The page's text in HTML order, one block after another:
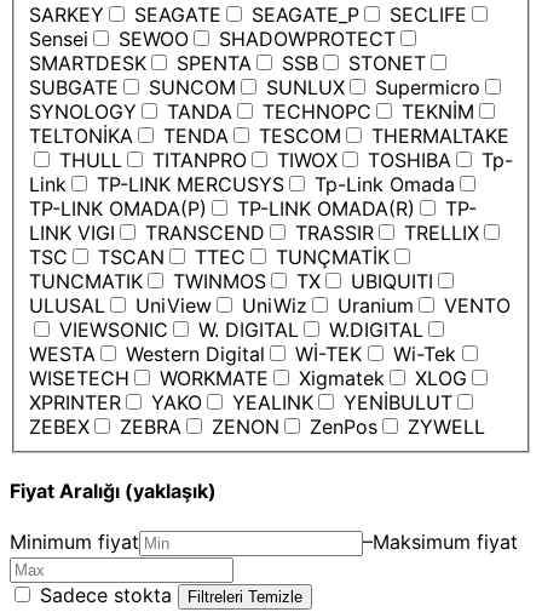
SARKEY
SEAGATE SEAGATE_P
SECLIFE
Sensei
SEWOO
SHADOWPROTECT
SMARTDESK
SPENTA SSB
STONET
SUBGATE
SUNCOM SUNLUX
Supermicro
SYNOLOGY
TANDA TECHNOPC
TEKNİM
TELTONİKA
TENDA TESCOM
THERMALTAKE
THULL
TITANPRO TIWOX TOSHIBA
Tp-
Link
TP-LINK MERCUSYS
Tp-Link Omada
TP-LINK OMADA(P)
TP-LINK OMADA(R)
TP-
LINK VIGI
TRANSCEND TRASSIR
TRELLIX
TSC
TSCAN TTEC
TUNÇMATİK
TUNCMATIK
TWINMOS TX
UBIQUITI
ULUSAL
UniView UniWiz Uranium
VENTO
VIEWSONIC
W. DIGITAL
W.DIGITAL
WESTA
Western Digital Wİ-TEK
Wi-Tek
WISETECH
WORKMATE Xigmatek
XLOG
XPRINTER
YAKO YEALINK
YENİBULUT
ZEBEX
ZEBRA ZENON ZenPos ZYWELL
Fiyat Aralığı (yaklaşık)
Minimum fiyat –Maksimum fiyat
Sadece stokta Filtreleri Temizle